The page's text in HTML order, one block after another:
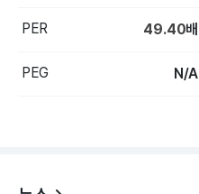
PER 49.40배
PEG N/A